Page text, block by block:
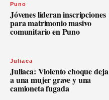
Puno
Jóvenes lideran inscripciones
para matrimonio masivo
comunitario en Puno
Juliaca
Juliaca: Violento choque deja
a una mujer grave y una
camioneta fugada